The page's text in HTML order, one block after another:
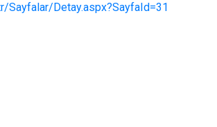
Gölcük
Sayfalar/Detay.aspx?SayfaId=31